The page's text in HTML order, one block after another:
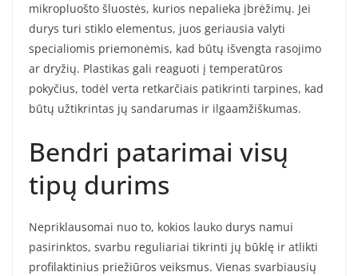
mikropluošto šluostės, kurios nepalieka įbrėžimų. Jei
durys turi stiklo elementus, juos geriausia valyti
specialiomis priemonėmis, kad būtų išvengta rasojimo
ar dryžių. Plastikas gali reaguoti į temperatūros
pokyčius, todėl verta retkarčiais patikrinti tarpines, kad
būtų užtikrintas jų sandarumas ir ilgaamžiškumas.
Bendri patarimai visų
tipų durims
Nepriklausomai nuo to, kokios lauko durys namui
pasirinktos, svarbu reguliariai tikrinti jų būklę ir atlikti
profilaktinius priežiūros veiksmus. Vienas svarbiausių